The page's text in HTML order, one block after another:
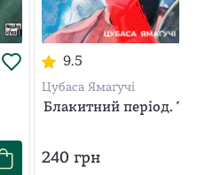
9.5
Цубаса Ямаґучі
Блакитний період.
240грн